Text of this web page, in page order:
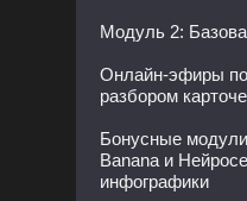
Модуль 2:
Онлайн-эфиры по
разбором
Бонусные
Banana и
инфографики